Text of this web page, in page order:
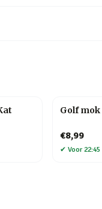
Golf
€8,99
✔ Voor